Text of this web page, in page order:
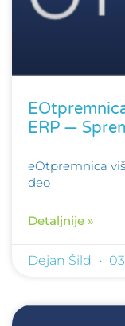
ERP —
eOtpremnica
deo
Detaljnije »
Dejan Šild